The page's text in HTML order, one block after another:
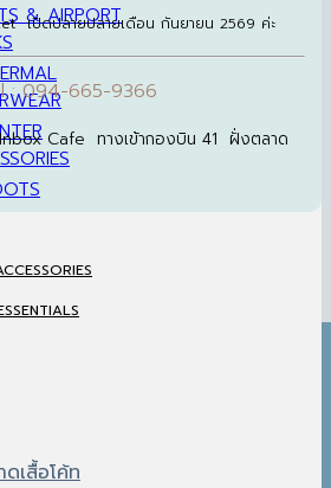
& AIRPORT
ดเสื้อโค้ท
เปิดปลายปลายเดือน กันยายน 2569 ค่ะ
: 094-665-9366
Cafe ทางเข้ากองบิน 41 ฝั่งตลาด